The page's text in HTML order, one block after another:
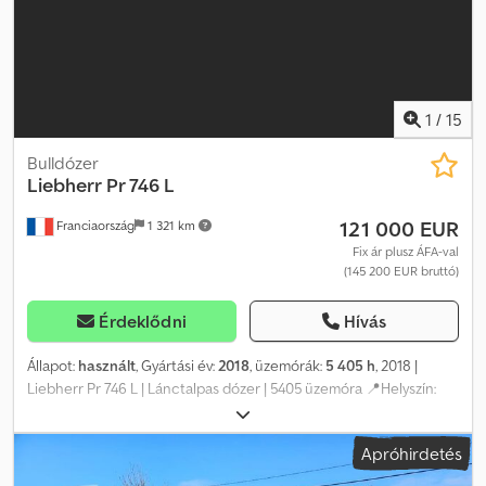
1 / 15
Franciaország 1 321 km
Bulldózer
Liebherr Pr 746 L
121 000 EUR
Fix ár plusz ÁFA-val
(145 200 EUR bruttó)
Érdeklődni Hívás
Állapot: használt, Gyártási év:2018, üzemórák: 5 405 h, 2018 |
Liebherr Pr 746 L | Lánctalpas dózer | 5405 üzemóra 📍Helyszín:
Franciaország, Moussy-le-Vieux 🚛 Kiszállítás elérhető az Ön
telephelyére – Használja szállítási kalkulátorunkat a szállítási
költségek becsléséhez! 💰 Azonnali vétel: 121 000 EUR vagy
tegyen ajánlatot. Fizetés átvételkor is lehetséges kedvező díj
Apróhirdetés